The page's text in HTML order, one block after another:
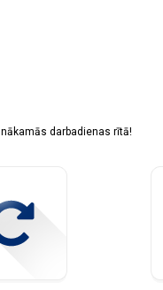
darbadienas rītā!